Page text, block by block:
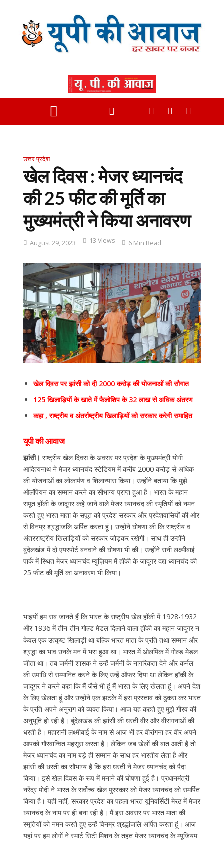
उत्तर प्रदेश
खेल दिवस : मेजर ध्यानचंद
की 25 फीट की मूर्ति का
मुख्यमंत्री ने किया अनावरण
August 29, 2023 13 Views 6 Min Read
खेल दिवस पर झांसी को दी 2000 करोड़ की योजनाओं की सौगात
125 खिलाड़ियों के खाते में फैलोशिप के 32 लाख से अधिक अंतरण
कहा , राष्ट्रीय व अंतर्राष्ट्रीय खिलाड़ियों को सरकार करेगी समाहित
यूपी की आवाज
झांसी। राष्ट्रीय खेल दिवस के अवसर पर प्रदेश के मुख्यमंत्री योगी
आदित्यनाथ ने मेजर ध्यानचंद स्टेडियम में करीब 2000 करोड़ से अधिक
की योजनाओं का लोकार्पण व शिलान्यास किया। उन्होंने बताया कि मुझे
ओलंपियन का सम्मान करने का सौभाग्य प्राप्त हुआ है। भारत के महान
सपूत हॉकी के जादूगर कहे जाने वाले मेजर ध्यानचंद की स्मृतियों को नमन
करते हुए भारत माता के सपूत को प्रदेश सरकार और प्रदेशवासियों की ओर
से विनम्र श्रद्धांजलि अर्पित करता हूं। उन्होंने घोषणा की कि राष्ट्रीय व
अंतरराष्ट्रीय खिलाड़ियों को सरकार जोड़कर रखेगी। साथ ही उन्होंने
बुंदेलखंड में दो एयरपोर्ट बनवाने की घोषणा भी की। उन्होंने रानी लक्ष्मीबाई
पार्क में स्थित मेजर ध्यानचंद म्युज़ियम में हॉकी के जादूगर दद्दा ध्यानचंद की
25 फीट की मूर्ति का अनावरण भी किया।
भाइयों हम सब जानते हैं कि भारत के राष्ट्रीय खेल हॉकी में 1928-1932
और 1936 में तीन-तीन गोल्ड मेडल दिलाने वाला हॉकी का महान जादूगर न
केवल एक उत्कृष्ट खिलाड़ी था बल्कि भारत माता के प्रति तथा सम्मान और
श्रद्धा का भाव उनके मन में भरा हुआ था। भारत में ओलंपिक में गोल्ड मेडल
जीता था। तब जर्मनी शासक ने उन्हें जर्मनी के नागरिकता देने और कर्नल
की उपाधि से सम्मानित करने के लिए उन्हें ऑफर दिया था लेकिन हॉकी के
जादूगर ने करने कहा कि मैं जैसे भी हूं मैं भारत के लिए खेलता हूं। अपने देश
के लिए खेलता हूं और उन्होंने एक झटके में इस प्रस्ताव को ठुकरा कर भारत
के प्रति अपने अनुराग को व्यक्त किया। आज यह कहते हुए मुझे गौरव की
अनुभूति हो रही है। बुंदेलखंड की झांसी की धरती वीर और वीरांगनाओं की
धरती है। महारानी लक्ष्मीबाई के नाम से आज भी हर वीरांगना हर वीर अपने
आपको गौरवान्वित महसूस करता है। लेकिन जब खेलों की बात आती है तो
मेजर ध्यानचंद का नाम बड़े ही सम्मान के साथ हर भारतीय लेता है और
झांसी की धरती का सौभाग्य है कि इस धरती ने मेजर ध्यानचंद को पैदा
किया। इसे खेल दिवस के रूप में मनाने की घोषणा हुई है। प्रधानमंत्री
नरेंद्र मोदी ने भारत के सर्वोच्च खेल पुरस्कार को मेजर ध्यानचंद को समर्पित
किया है। यही नहीं, सरकार प्रदेश का पहला भारत यूनिवर्सिटी मेरठ में मेजर
ध्यानचंद के नाम पर ही बना रही है। मैं इस अवसर पर भारत माता की
स्मृतियों को नमन करते हुए उन्हें विनम्र श्रद्धांजलि अर्पित करता हूं। आज
यहां पर हम लोगों ने स्मार्ट सिटी मिशन के तहत मेजर ध्यानचंद के म्यूजियम